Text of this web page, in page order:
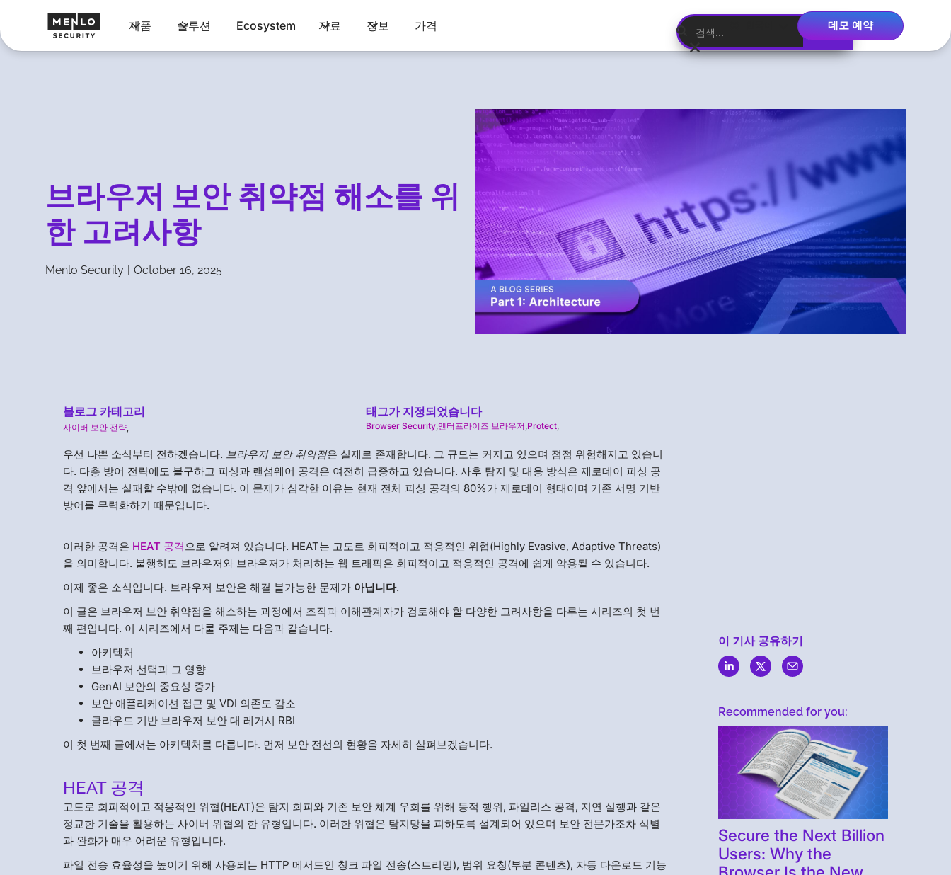
제품 솔루션 Ecosystem 자료 정보 가격 데모 예약
브라우저 보안 취약점 해소를 위
한 고려사항
Menlo Security | October 16, 2025
블로그 카테고리
사이버 보안 전략,
태그가 지정되었습니다
Browser Security,엔터프라이즈 브라우저,Protect,
우선 나쁜 소식부터 전하겠습니다. 브라우저 보안 취약점은 실제로 존재합니다. 그 규모는 커지고 있으며 점점 위험해지고 있습니
다. 다층 방어 전략에도 불구하고 피싱과 랜섬웨어 공격은 여전히 급증하고 있습니다. 사후 탐지 및 대응 방식은 제로데이 피싱 공
격 앞에서는 실패할 수밖에 없습니다. 이 문제가 심각한 이유는 현재 전체 피싱 공격의 80%가 제로데이 형태이며 기존 서명 기반
방어를 무력화하기 때문입니다.
이러한 공격은 HEAT 공격으로 알려져 있습니다. HEAT는 고도로 회피적이고 적응적인 위협(Highly Evasive, Adaptive Threats)
을 의미합니다. 불행히도 브라우저와 브라우저가 처리하는 웹 트래픽은 회피적이고 적응적인 공격에 쉽게 악용될 수 있습니다.
이제 좋은 소식입니다. 브라우저 보안은 해결 불가능한 문제가 아닙니다.
이 글은 브라우저 보안 취약점을 해소하는 과정에서 조직과 이해관계자가 검토해야 할 다양한 고려사항을 다루는 시리즈의 첫 번
째 편입니다. 이 시리즈에서 다룰 주제는 다음과 같습니다.
아키텍처
브라우저 선택과 그 영향
GenAI 보안의 중요성 증가
보안 애플리케이션 접근 및 VDI 의존도 감소
클라우드 기반 브라우저 보안 대 레거시 RBI
이 첫 번째 글에서는 아키텍처를 다룹니다. 먼저 보안 전선의 현황을 자세히 살펴보겠습니다.
HEAT 공격
고도로 회피적이고 적응적인 위협(HEAT)은 탐지 회피와 기존 보안 체계 우회를 위해 동적 행위, 파일리스 공격, 지연 실행과 같은
정교한 기술을 활용하는 사이버 위협의 한 유형입니다. 이러한 위협은 탐지망을 피하도록 설계되어 있으며 보안 전문가조차 식별
과 완화가 매우 어려운 유형입니다.
파일 전송 효율성을 높이기 위해 사용되는 HTTP 메서드인 청크 파일 전송(스트리밍), 범위 요청(부분 콘텐츠), 자동 다운로드 기능
이 기사 공유하기
Recommended for you:
Secure the Next Billion
Users: Why the